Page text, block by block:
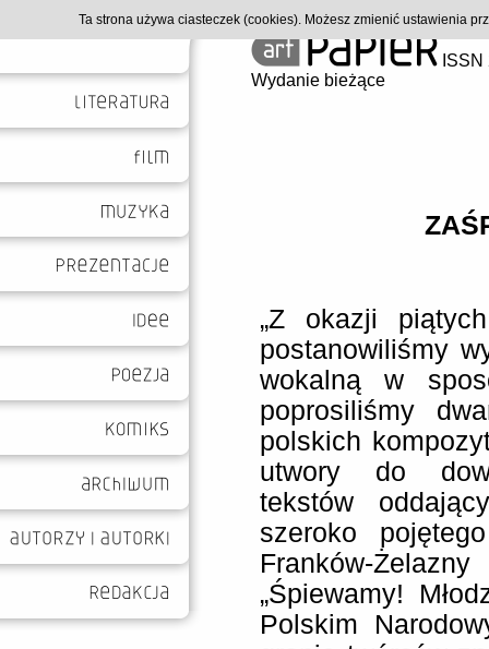
Wydanie bieżące
„Z okazji
postanowiliśmy
wokalną w
poprosiliśmy
polskich
utwory do
tekstów
szeroko
Franków-
„Śpiewamy!
Polskim
Ta strona używa ciasteczek (cookies). Możesz zmienić ustawienia